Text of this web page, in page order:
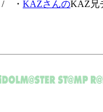
/ ・ KAZさんのKAZ兄